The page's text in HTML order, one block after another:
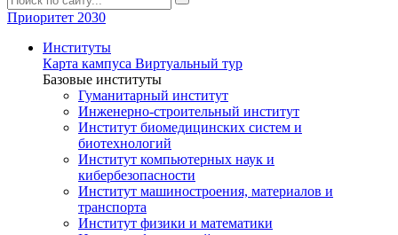
Приоритет 2030
Институты
Карта кампуса Виртуальный тур
Базовые институты
Гуманитарный институт
Инженерно-строительный институт
Институт биомедицинских систем и
биотехнологий
Институт компьютерных наук и
кибербезопасности
Институт машиностроения, материалов и
транспорта
Институт физики и математики